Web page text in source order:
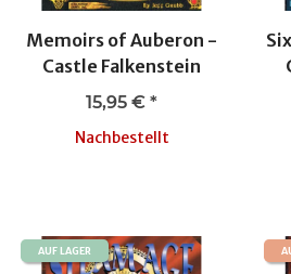
Memoirs of Auberon -
Castle Falkenstein
15,95 € *
Nachbestellt
AUF LAGER